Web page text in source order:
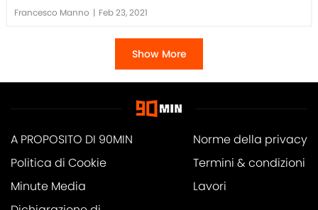
Francesco Manno | Feb 23, 2021
Show More
A PROPOSITO DI 90MIN
Norme della privacy
Politica di Cookie
Termini & condizioni
Minute Media
Lavori